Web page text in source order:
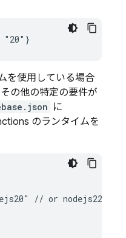
を使用している場合
の他の特定の要件が
に
のランタイムを
// or nodejs22